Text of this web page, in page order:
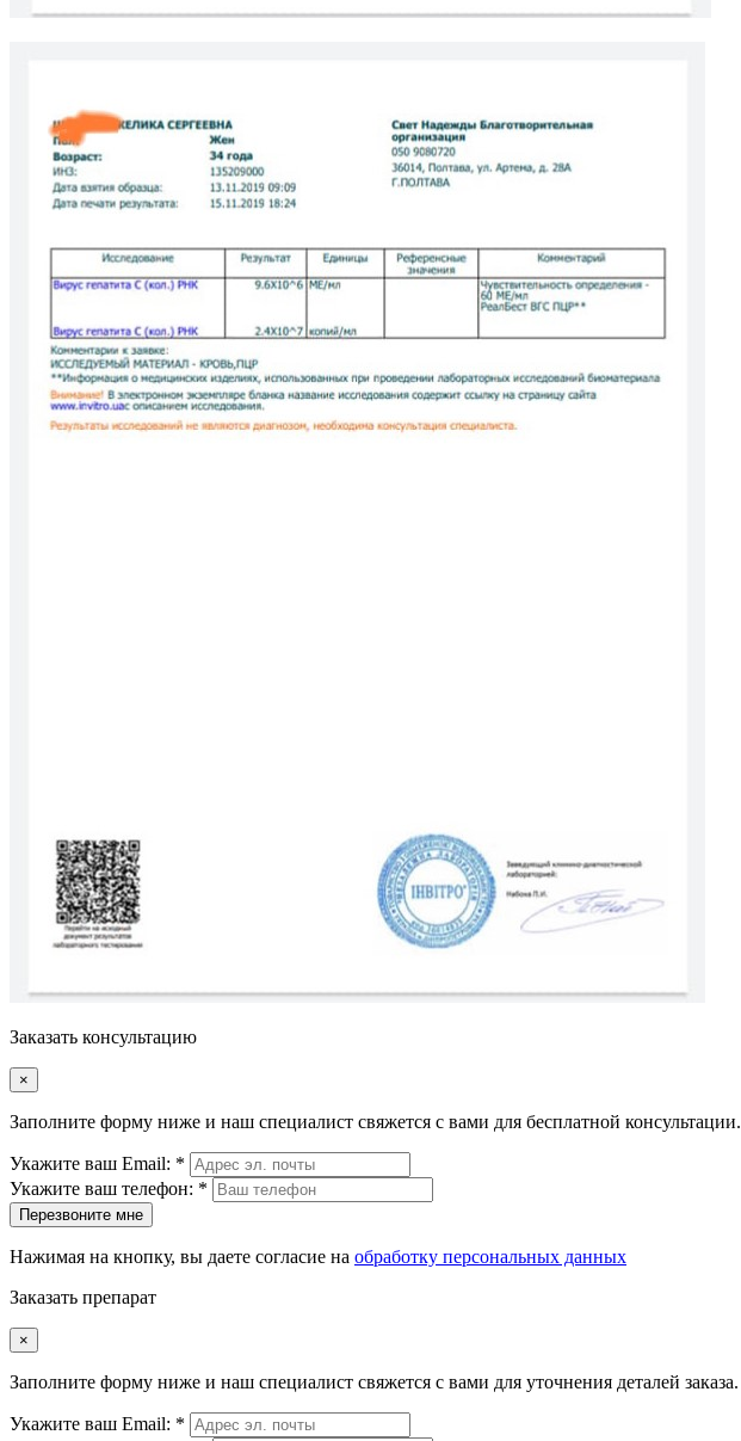
Заказать консультацию
×
Заполните форму ниже и наш специалист свяжется с вами для бесплатной консультации.
Укажите ваш Email: *
Укажите ваш телефон: *
Перезвоните мне
Нажимая на кнопку, вы даете согласие на обработку персональных данных
Заказать препарат
×
Заполните форму ниже и наш специалист свяжется с вами для уточнения деталей заказа.
Укажите ваш Email: *